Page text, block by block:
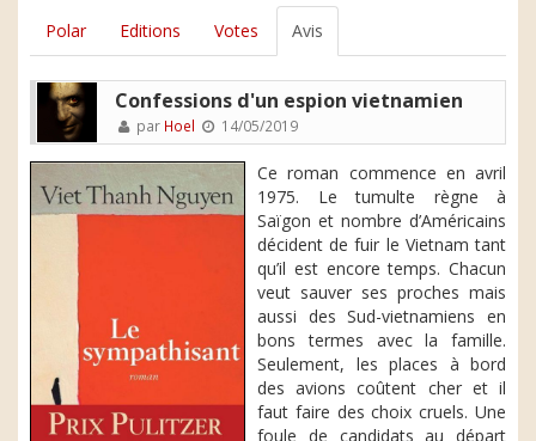
Polar Editions Votes Avis
Confessions d'un espion vietnamien
par Hoel 14/05/2019
Ce roman commence en avril
1975. Le tumulte règne à
Saïgon et nombre d’Américains
décident de fuir le Vietnam tant
qu’il est encore temps. Chacun
veut sauver ses proches mais
aussi des Sud-vietnamiens en
bons termes avec la famille.
Seulement, les places à bord
des avions coûtent cher et il
faut faire des choix cruels. Une
foule de candidats au départ